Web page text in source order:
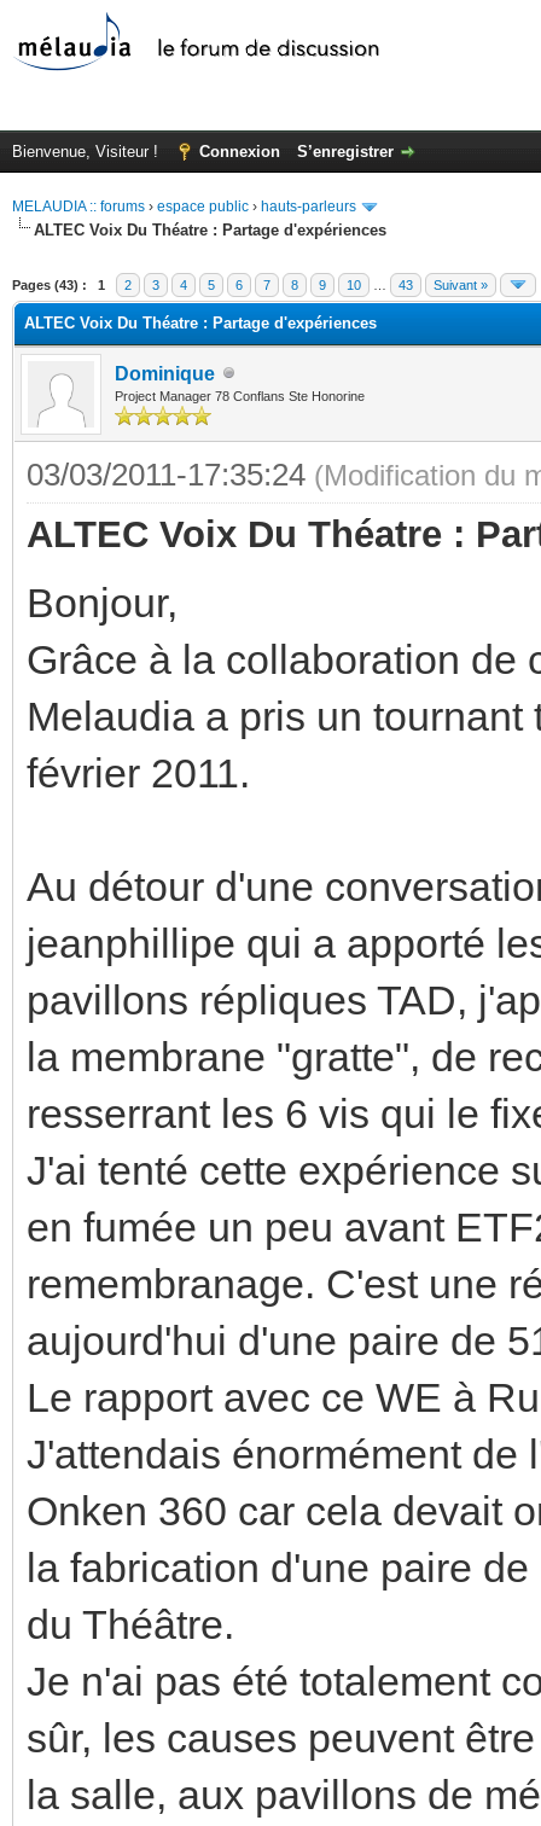
Bienvenue, Visiteur ! Connexion S’enregistrer
MELAUDIA :: forums › espace public › hauts-parleurs
ALTEC Voix Du Théatre : Partage d'expériences
Pages (43) : 1 2 3 4 5 6 7 8 9 10 43 Suivant »
ALTEC Voix Du Théatre : Partage d'expériences
Dominique
Project Manager 78 Conflans Ste Honorine
03/03/2011-17:35:24 (Modification du
ALTEC Voix Du Théatre :
Bonjour,
Grâce à la collaboration de
Melaudia a pris un
février 2011.
Au détour d'une
jeanphillipe qui a apporté
pavillons répliques TAD,
la membrane "gratte", de
resserrant les 6 vis qui le
J'ai tenté cette expérience
en fumée un peu avant
remembranage. C'est une
aujourd'hui d'une paire de
Le rapport avec ce WE à
J'attendais énormément de
Onken 360 car cela devait
la fabrication d'une paire
du Théâtre.
Je n'ai pas été totalement
sûr, les causes peuvent
la salle, aux pavillons de